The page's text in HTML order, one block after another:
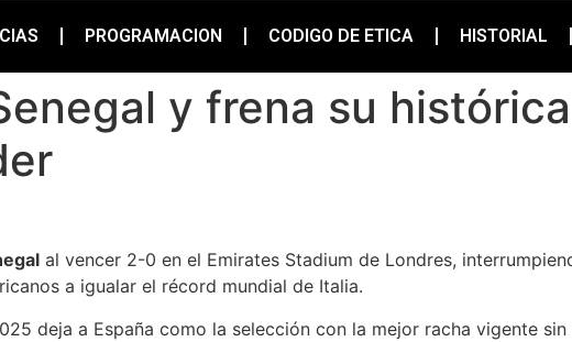
PROGRAMACION CODIGO DE ETICA HISTORIAL
y frena su
al vencer 2-0 en el Emirates Stadium de Londres,
a igualar el récord mundial de Italia.
deja a España como la selección con la mejor racha vigente